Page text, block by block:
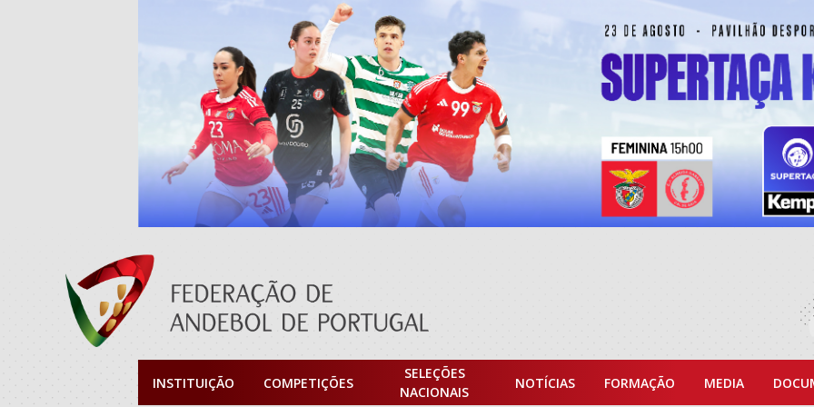
INSTITUIÇÃO COMPETIÇÕES
SELEÇÕES
NACIONAIS
NOTÍCIAS FORMAÇÃO MEDIA